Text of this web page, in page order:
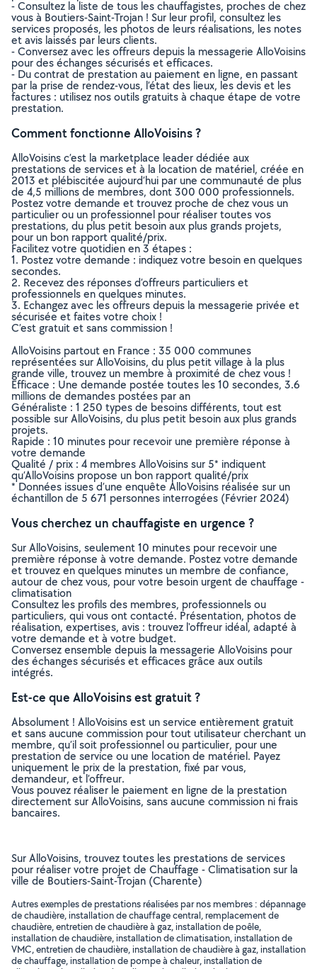
- Consultez la liste de tous les chauffagistes, proches de chez
vous à Boutiers-Saint-Trojan ! Sur leur profil, consultez les
services proposés, les photos de leurs réalisations, les notes
et avis laissés par leurs clients.
- Conversez avec les offreurs depuis la messagerie AlloVoisins
pour des échanges sécurisés et efficaces.
- Du contrat de prestation au paiement en ligne, en passant
par la prise de rendez-vous, l’état des lieux, les devis et les
factures : utilisez nos outils gratuits à chaque étape de votre
prestation.
Comment fonctionne AlloVoisins ?
AlloVoisins c’est la marketplace leader dédiée aux
prestations de services et à la location de matériel, créée en
2013 et plébiscitée aujourd’hui par une communauté de plus
de 4,5 millions de membres, dont 300 000 professionnels.
Postez votre demande et trouvez proche de chez vous un
particulier ou un professionnel pour réaliser toutes vos
prestations, du plus petit besoin aux plus grands projets,
pour un bon rapport qualité/prix.
Facilitez votre quotidien en 3 étapes :
1. Postez votre demande : indiquez votre besoin en quelques
secondes.
2. Recevez des réponses d’offreurs particuliers et
professionnels en quelques minutes.
3. Echangez avec les offreurs depuis la messagerie privée et
sécurisée et faites votre choix !
C’est gratuit et sans commission !
AlloVoisins partout en France : 35 000 communes
représentées sur AlloVoisins, du plus petit village à la plus
grande ville, trouvez un membre à proximité de chez vous !
Efficace : Une demande postée toutes les 10 secondes, 3.6
millions de demandes postées par an
Généraliste : 1 250 types de besoins différents, tout est
possible sur AlloVoisins, du plus petit besoin aux plus grands
projets.
Rapide : 10 minutes pour recevoir une première réponse à
votre demande
Qualité / prix : 4 membres AlloVoisins sur 5* indiquent
qu’AlloVoisins propose un bon rapport qualité/prix
* Données issues d’une enquête AlloVoisins réalisée sur un
échantillon de 5 671 personnes interrogées (Février 2024)
Vous cherchez un chauffagiste en urgence ?
Sur AlloVoisins, seulement 10 minutes pour recevoir une
première réponse à votre demande. Postez votre demande
et trouvez en quelques minutes un membre de confiance,
autour de chez vous, pour votre besoin urgent de chauffage -
climatisation
Consultez les profils des membres, professionnels ou
particuliers, qui vous ont contacté. Présentation, photos de
réalisation, expertises, avis : trouvez l'offreur idéal, adapté à
votre demande et à votre budget.
Conversez ensemble depuis la messagerie AlloVoisins pour
des échanges sécurisés et efficaces grâce aux outils
intégrés.
Est-ce que AlloVoisins est gratuit ?
Absolument ! AlloVoisins est un service entièrement gratuit
et sans aucune commission pour tout utilisateur cherchant un
membre, qu’il soit professionnel ou particulier, pour une
prestation de service ou une location de matériel. Payez
uniquement le prix de la prestation, fixé par vous,
demandeur, et l’offreur.
Vous pouvez réaliser le paiement en ligne de la prestation
directement sur AlloVoisins, sans aucune commission ni frais
bancaires.
Sur AlloVoisins, trouvez toutes les prestations de services
pour réaliser votre projet de Chauffage - Climatisation sur la
ville de Boutiers-Saint-Trojan (Charente)
Autres exemples de prestations réalisées par nos membres : dépannage
de chaudière, installation de chauffage central, remplacement de
chaudière, entretien de chaudière à gaz, installation de poêle,
installation de chaudière, installation de climatisation, installation de
VMC, entretien de chaudière, installation de chaudière à gaz, installation
de chauffage, installation de pompe à chaleur, installation de